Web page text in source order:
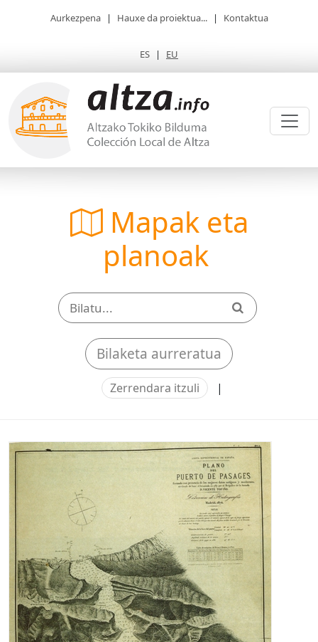
Aurkezpena | Hauxe da proiektua... | Kontaktua
ES | EU
Mapak eta
planoak
Bilaketa aurreratua
Zerrendara itzuli |